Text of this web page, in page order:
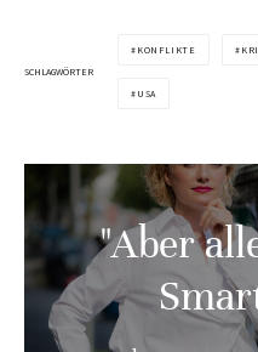
SCHLAGWÖRTER
KONFLIKTE
USA
"Aber